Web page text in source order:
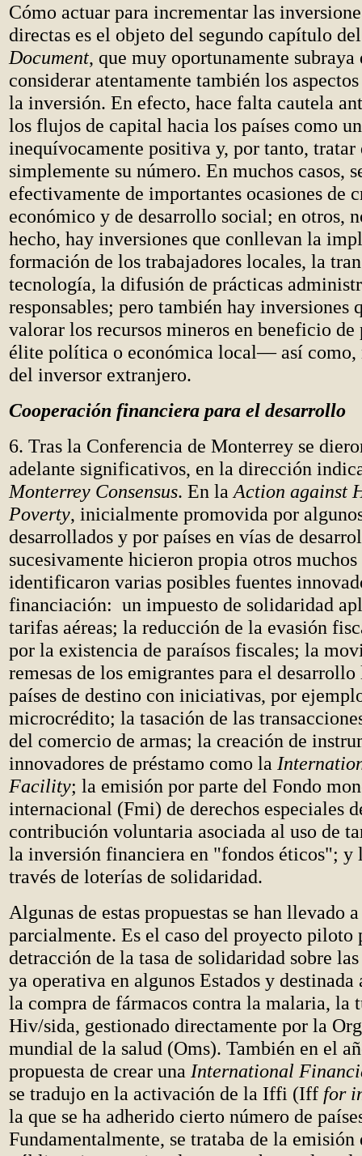
Cómo actuar para incrementar las
directas es el objeto del segundo capítulo
Document, que muy oportunamente subraya
considerar atentamente también los
la inversión. En efecto, hace falta cautela
los flujos de capital hacia los países como
inequívocamente positiva y, por tanto, tratar
simplemente su número. En muchos casos,
efectivamente de importantes ocasiones de
económico y de desarrollo social; en otros,
hecho, hay inversiones que conllevan la
formación de los trabajadores locales, la
tecnología, la difusión de prácticas
responsables; pero también hay inversiones
valorar los recursos mineros en beneficio
élite política o económica local— así como,
del inversor extranjero.
Cooperación financiera para el desarrollo
6. Tras la Conferencia de Monterrey se
adelante significativos, en la dirección
Monterrey Consensus. En la Action against
Poverty, inicialmente promovida por
desarrollados y por países en vías de
sucesivamente hicieron propia otros muchos
identificaron varias posibles fuentes
financiación: un impuesto de solidaridad
tarifas aéreas; la reducción de la evasión
por la existencia de paraísos fiscales; la
remesas de los emigrantes para el
países de destino con iniciativas, por
microcrédito; la tasación de las
del comercio de armas; la creación de
innovadores de préstamo como la
Facility; la emisión por parte del Fondo
internacional (Fmi) de derechos especiales
contribución voluntaria asociada al uso de
la inversión financiera en "fondos éticos"; y
través de loterías de solidaridad.
Algunas de estas propuestas se han llevado
parcialmente. Es el caso del proyecto piloto
detracción de la tasa de solidaridad sobre
ya operativa en algunos Estados y destinada
la compra de fármacos contra la malaria, la
Hiv/sida, gestionado directamente por la
mundial de la salud (Oms). También en el
propuesta de crear una International
se tradujo en la activación de la Iffi (Iff for
la que se ha adherido cierto número de
Fundamentalmente, se trataba de la